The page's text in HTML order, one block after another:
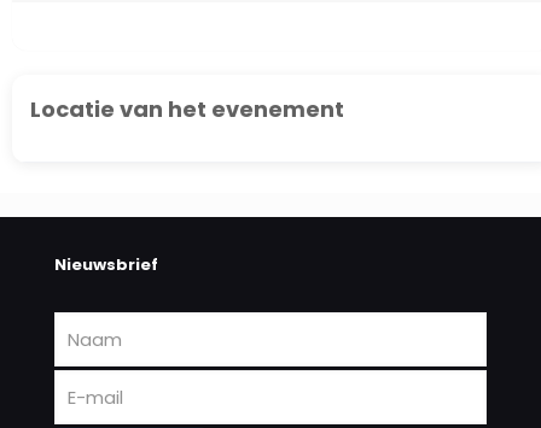
Locatie van het evenement
Nieuwsbrief